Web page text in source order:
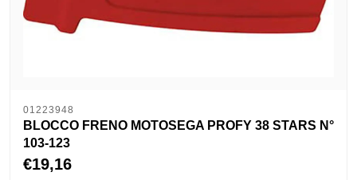
01223948
BLOCCO FRENO MOTOSEGA PROFY 38 STARS N°
103-123
€19,16